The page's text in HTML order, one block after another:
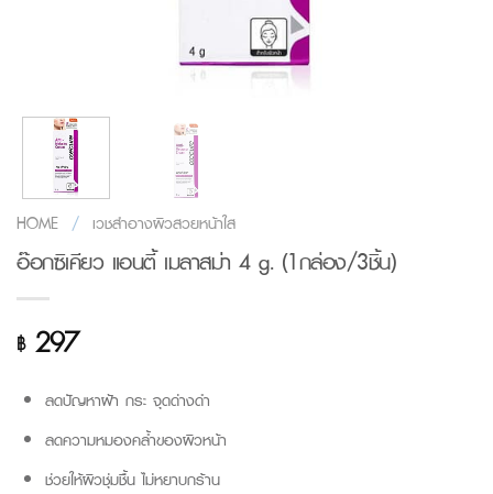
HOME / เวชสำอางผิวสวยหน้าใส
อ๊อกซิเคียว แอนตี้ เมลาสม่า 4 g. (1กล่อง/3ชิ้น)
฿297
ลดปัญหาฝ้า กระ จุดด่างดำ
ลดความหมองคล้ำของผิวหน้า
ช่วยให้ผิวชุ่มชื้น ไม่หยาบกร้าน